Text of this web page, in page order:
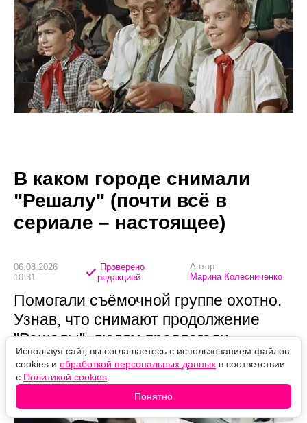
В каком городе снимали
"Решалу" (почти всё в
сериале – настоящее)
06.08.2026
10:31
Проверено
редакцией
Автор:
Марина Колесниченко
Помогали съёмочной группе охотно.
Узнав, что снимают продолжение
"Решалы", людям предлагали
площадки для кастинга — а однажды
дали чартерный самолёт.
Используя сайт, вы соглашаетесь с использованием файлов
cookies и обработкой персональных данных в соответствии
с Политикой cookies
Понятно